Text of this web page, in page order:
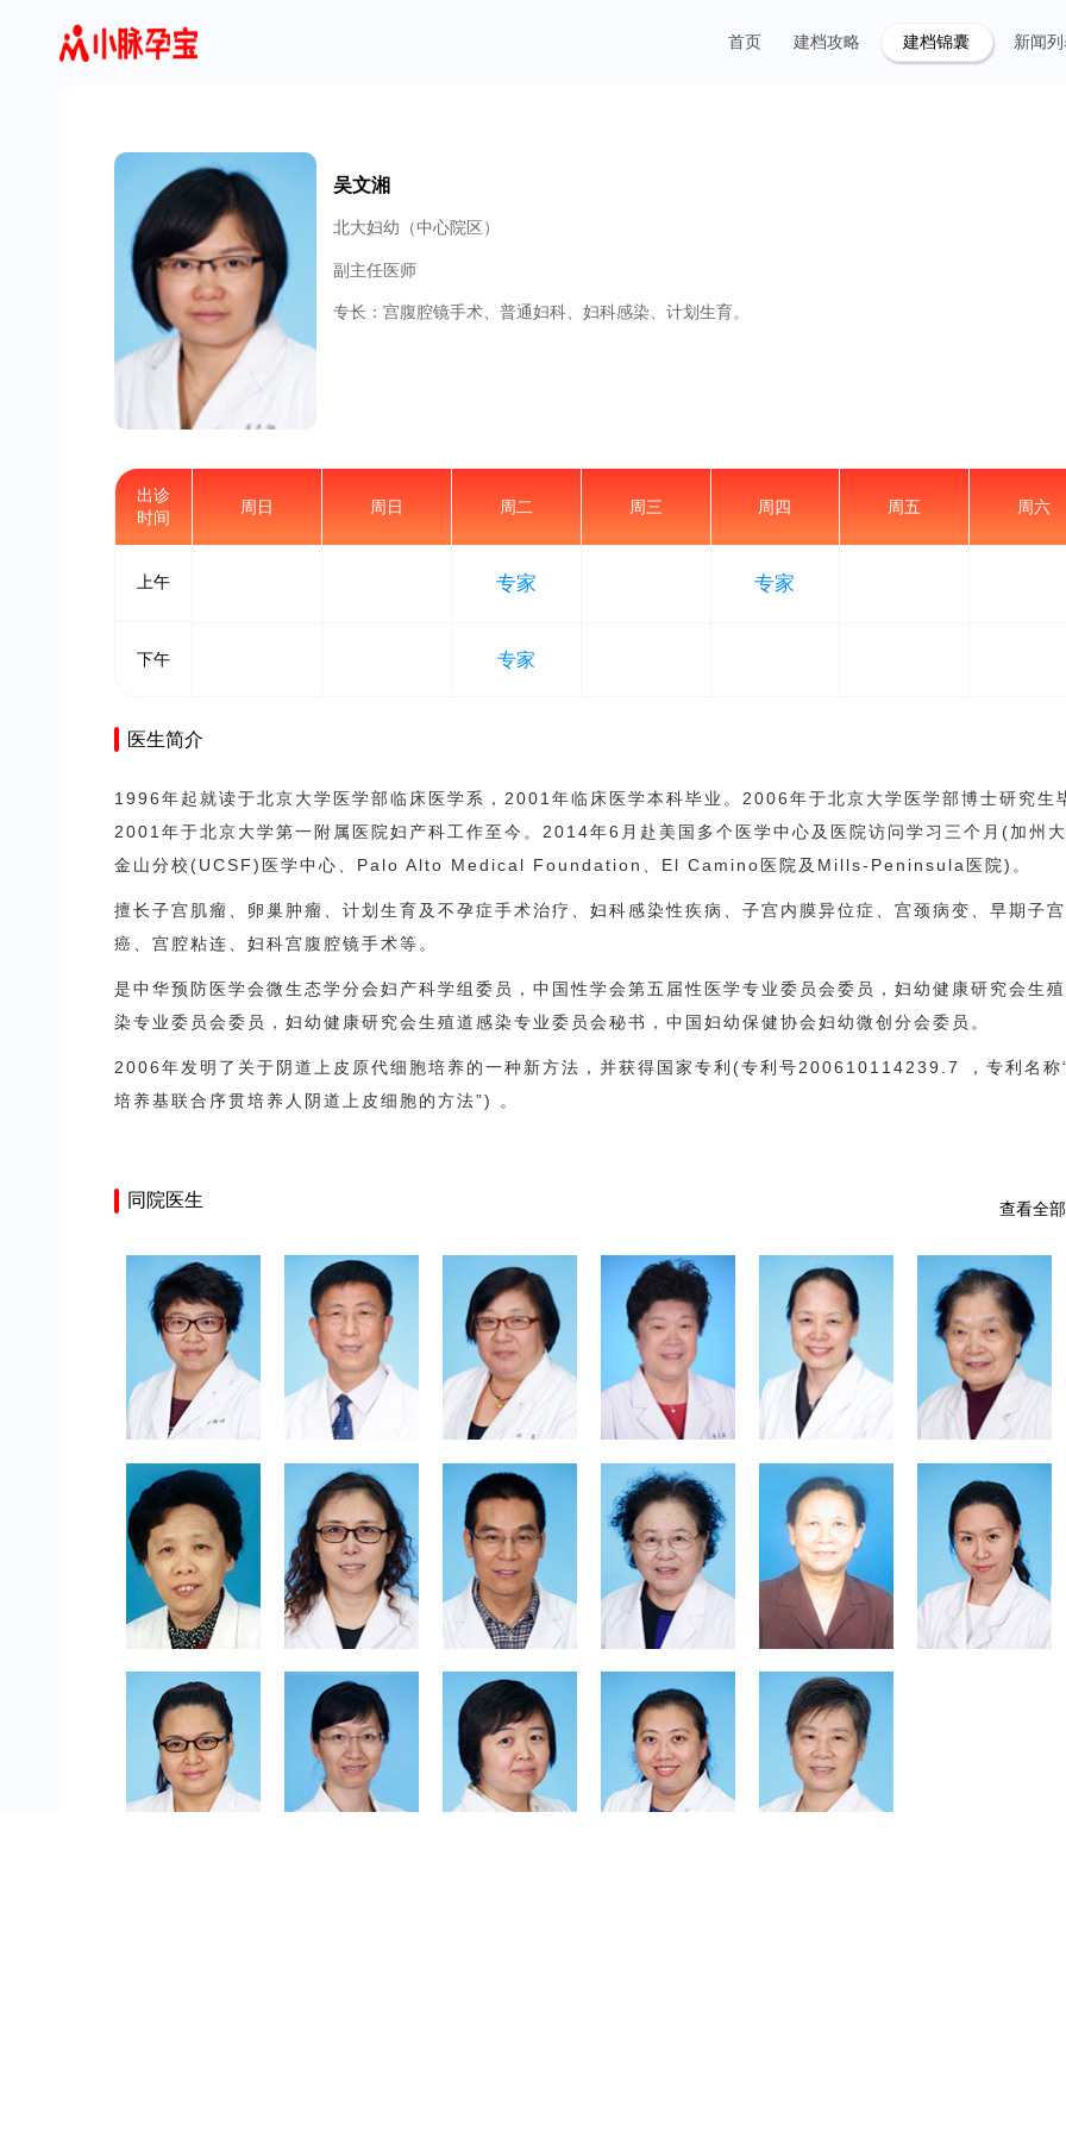
首页 建档攻略 建档锦囊 新闻
吴文湘
北大妇幼（中心院区）
副主任医师
专长：宫腹腔镜手术、普通妇科、妇科感染、计划生育。
出诊
时间
上午
下午
周日 周日 周二
专家
专家
周三 周四
专家
周五 周六
医生简介
1996年起就读于北京大学医学部临床医学系，2001年临床医学本科毕业。2006年于北京大学医学部博士研究生
2001年于北京大学第一附属医院妇产科工作至今。2014年6月赴美国多个医学中心及医院访问学习三个月(加州
金山分校(UCSF)医学中心、Palo Alto Medical Foundation、El Camino医院及Mills-Peninsula医院)。
擅长子宫肌瘤、卵巢肿瘤、计划生育及不孕症手术治疗、妇科感染性疾病、子宫内膜异位症、宫颈病变、早期子
癌、宫腔粘连、妇科宫腹腔镜手术等。
是中华预防医学会微生态学分会妇产科学组委员，中国性学会第五届性医学专业委员会委员，妇幼健康研究会生
染专业委员会委员，妇幼健康研究会生殖道感染专业委员会秘书，中国妇幼保健协会妇幼微创分会委员。
2006年发明了关于阴道上皮原代细胞培养的一种新方法，并获得国家专利(专利号200610114239.7 ，专利名称
培养基联合序贯培养人阴道上皮细胞的方法”) 。
同院医生 查看全部